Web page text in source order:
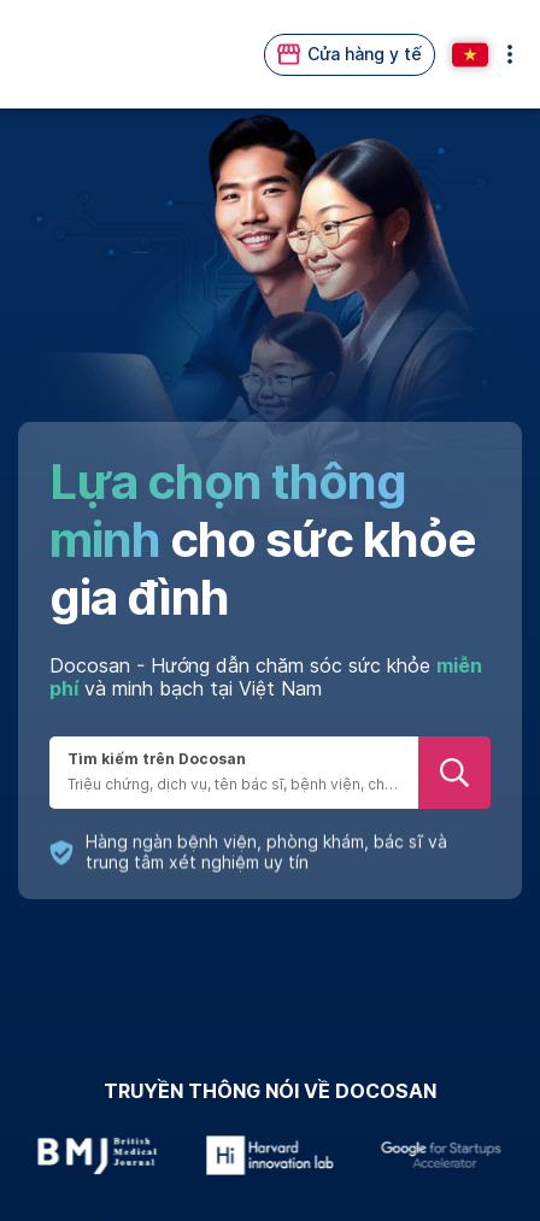
Cửa hàng y tế
Lựa chọn thông
minh cho sức khỏe
gia đình
Docosan - Hướng dẫn chăm sóc sức khỏe miễn
phívà minh bạch tại Việt Nam
Tìm kiếm trên Docosan
Đánh giá chân thật
TRUYỀN THÔNG NÓI VỀ DOCOSAN